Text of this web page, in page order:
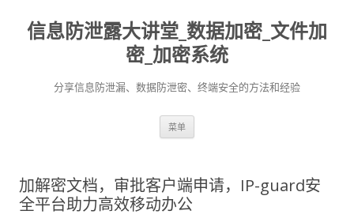
信息防泄露大讲堂_数据加密_文件加
密_加密系统
分享信息防泄漏、数据防泄密、终端安全的方法和经验
菜单
加解密文档，审批客户端申请，IP-guard安
全平台助力高效移动办公